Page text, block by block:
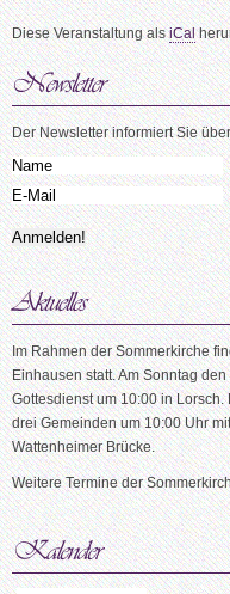
Diese Veranstaltung alsiCal
Der Newsletter informiert Sie
Im Rahmen der Sommerkirche
Einhausen statt. Am Sonntag
Gottesdienst um 10:00 in
drei Gemeinden um 10:00 Uhr
Wattenheimer Brücke.
Weitere Termine der